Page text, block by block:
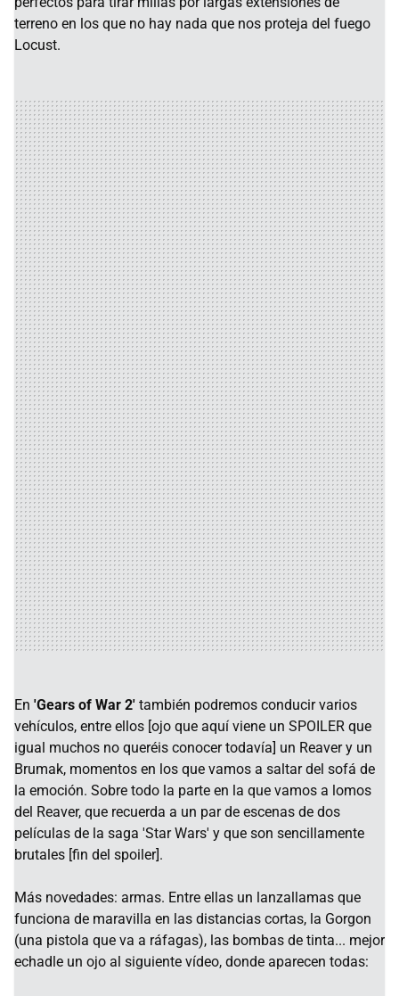
terreno en los que no hay nada que nos proteja del fuego
Locust.
En 'Gears of War 2' también podremos conducir varios
vehículos, entre ellos [ojo que aquí viene un SPOILER que
igual muchos no queréis conocer todavía] un Reaver y un
Brumak, momentos en los que vamos a saltar del sofá de
la emoción. Sobre todo la parte en la que vamos a lomos
del Reaver, que recuerda a un par de escenas de dos
películas de la saga 'Star Wars' y que son sencillamente
brutales [fin del spoiler].
Más novedades: armas. Entre ellas un lanzallamas que
funciona de maravilla en las distancias cortas, la Gorgon
(una pistola que va a ráfagas), las bombas de tinta... mejor
echadle un ojo al siguiente vídeo, donde aparecen todas: